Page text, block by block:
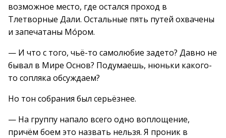
возможное место, где остался проход в
Тлетворные Дали. Остальные пять путей охвачены
и запечатаны Мо́ром.
— И что с того, чьё-то самолюбие задето? Давно не
бывал в Мире Основ? Подумаешь, нюньки какого-
то сопляка обсуждаем?
Но тон собрания был серьёзнее.
— На группу напало всего одно воплощение,
причём боем это назвать нельзя. Я проник в